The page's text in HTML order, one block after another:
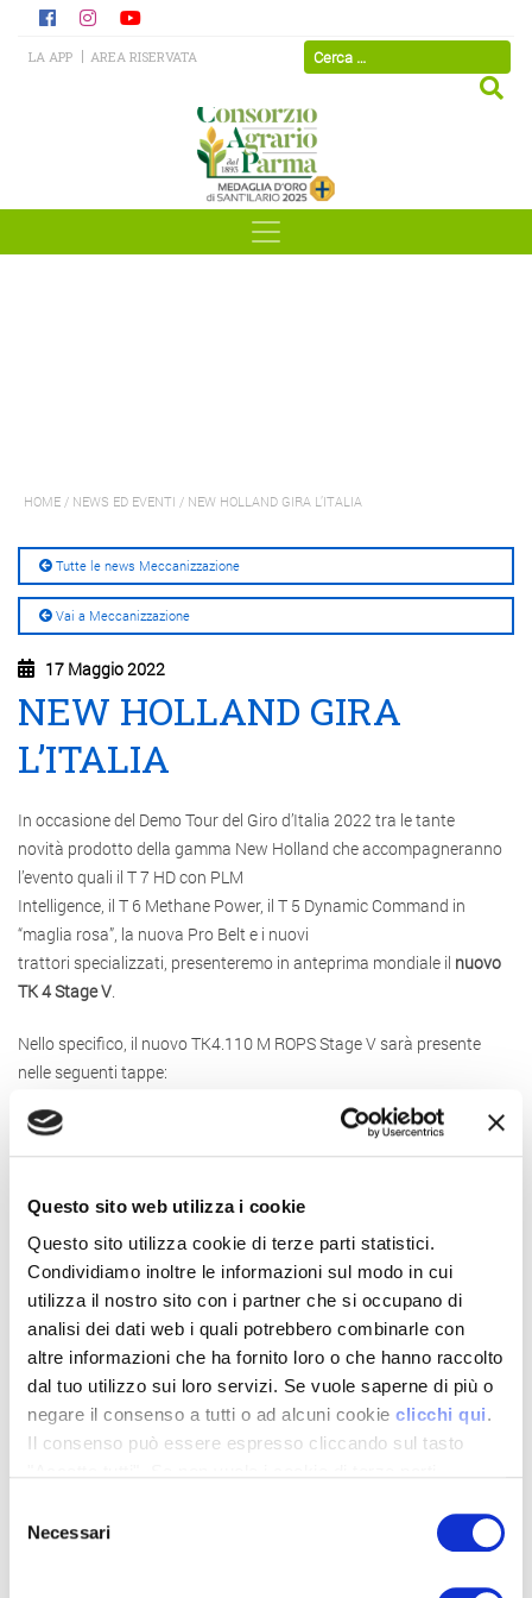
Questo sito web utilizza i cookie
Questo sito utilizza cookie di terze parti statistici.
Condividiamo inoltre le informazioni sul modo in cui
utilizza il nostro sito con i partner che si occupano di
analisi dei dati web i quali potrebbero combinarle con
altre informazioni che ha fornito loro o che hanno raccolto
dal tuo utilizzo sui loro servizi. Se vuole saperne di più o
negare il consenso a tutti o ad alcuni cookie clicchi qui.
Il consenso può essere espresso cliccando sul tasto
delNecessari
LA APP AREA RISERVATA
HOME / NEWS ED EVENTI / NEW HOLLAND GIRA L’ITALIA
Tutte le news Meccanizzazione
Vai a Meccanizzazione
17 Maggio 2022
NEW HOLLAND GIRA
L’ITALIA
In occasione del Demo Tour del Giro d’Italia 2022 tra le tante
novità prodotto della gamma New Holland che accompagneranno
l’evento quali il T 7 HD con PLM
Intelligence, il T 6 Methane Power, il T 5 Dynamic Command in
“maglia rosa”, la nuova Pro Belt e i nuovi
trattori specializzati, presenteremo in anteprima mondiale il nuovo
TK 4 Stage V.
Nello specifico, il nuovo TK4.110 M ROPS Stage V sarà presente
nelle seguenti tappe:
1.
Gela (CL) giovedì 12 maggio dalle ore 15:00
Marconia di Pisticci (MT) domenica 15 maggio dalle ore 14:30
3.
Aielli (AQ) mercoledì 18 maggio dalle ore 14:30
4.
Jesi (AN) venerdì 20 maggio evento su invito
5.
Castelfranco Emilia (MO) domenica 22 maggio dalle ore 9:00
6.
Genola (CN) martedì 24 maggio dalle ore 14:00